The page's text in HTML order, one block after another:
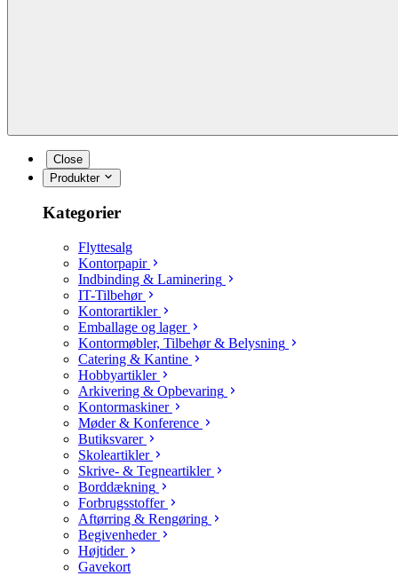
Close
Produkter
Kategorier
Flyttesalg
Kontorpapir
Indbinding & Laminering
IT-Tilbehør
Kontorartikler
Emballage og lager
Kontormøbler, Tilbehør & Belysning
Catering & Kantine
Hobbyartikler
Arkivering & Opbevaring
Kontormaskiner
Møder & Konference
Butiksvarer
Skoleartikler
Skrive- & Tegneartikler
Borddækning
Forbrugsstoffer
Aftørring & Rengøring
Begivenheder
Højtider
Gavekort